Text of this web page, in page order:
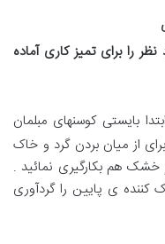
را برای تمیز‌کاری ‌آماده
بایستی کوسنهای مبلمان
از میان بردن‌ گرد‌ و خاک
خشک هم بکارگیری نمائید .
کننده ی پایین را گردآوری